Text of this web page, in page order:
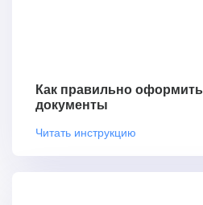
Как правильно
документы
Читать инструкцию